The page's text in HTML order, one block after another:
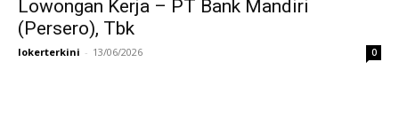
Lowongan Kerja – PT Bank Mandiri
(Persero), Tbk
lokerterkini - 13/06/2026 0